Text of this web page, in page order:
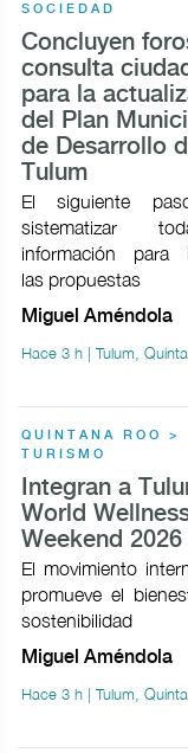
SOCIEDAD
Concluyen
consulta
para la
del Plan
de Desarrollo
Tulum
El siguiente
sistematizar
información para
las propuestas
Miguel Améndola
Hace 3 h | Tulum,
QUINTANA ROO >
TURISMO
Integran a
World
Weekend 2026
El movimiento
promueve el
sostenibilidad
Miguel Améndola
Hace 3 h | Tulum,